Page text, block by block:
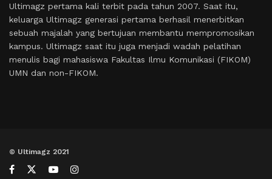
Ultimagz pertama kali terbit pada tahun 2007. Saat itu,
keluarga Ultimagz generasi pertama berhasil menerbitkan
sebuah majalah yang bertujuan membantu mempromosikan
kampus. Ultimagz saat itu juga menjadi wadah pelatihan
menulis bagi mahasiswa Fakultas Ilmu Komunikasi (FIKOM)
UMN dan non-FIKOM.
© Ultimagz 2021